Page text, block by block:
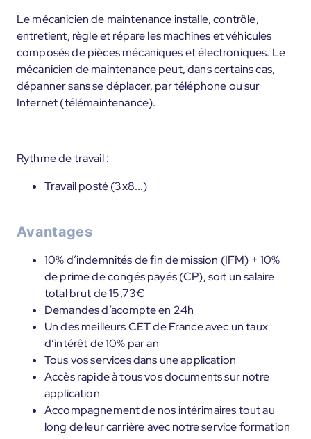
Le mécanicien de maintenance installe, contrôle,
entretient, règle et répare les machines et véhicules
composés de pièces mécaniques et électroniques. Le
mécanicien de maintenance peut, dans certains cas,
dépanner sans se déplacer, par téléphone ou sur
Internet (télémaintenance).
Rythme de travail :
Travail posté (3x8...)
Avantages
10% d’indemnités de fin de mission (IFM) + 10%
de prime de congés payés (CP), soit un salaire
total brut de 15,73€
Demandes d’acompte en 24h
Un des meilleurs CET de France avec un taux
d’intérêt de 10% par an
Tous vos services dans une application
Accès rapide à tous vos documents sur notre
application
Accompagnement de nos intérimaires tout au
long de leur carrière avec notre service formation